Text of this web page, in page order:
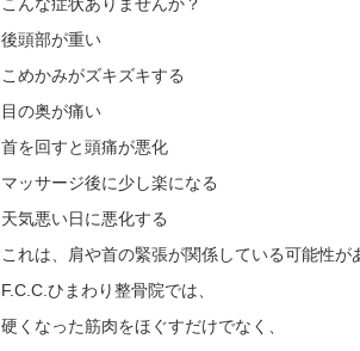
後頭部が重い
こめかみがズキズキする
目の奥が痛い
首を回すと頭痛が悪化
マッサージ後に少し楽になる
天気悪い日に悪化する
これは、肩や首の緊張が関係している可能性が
F.C.C.ひまわり整骨院では、
硬くなった筋肉をほぐすだけでなく、